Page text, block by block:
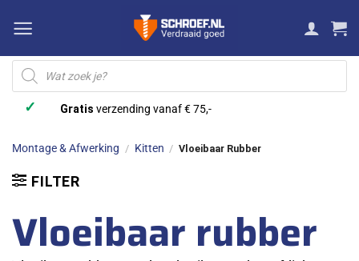
naar
inhoud
Producten
zoeken
✓ Gratis verzending vanaf € 75,-
Montage & Afwerking / Kitten / Vloeibaar Rubber
FILTER
Vloeibaar rubber